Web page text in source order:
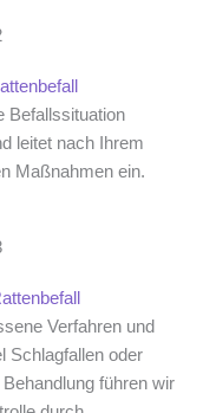
Befallssituation
leitet nach Ihrem
Maßnahmen ein.
Verfahren und
Schlagfallen oder
führen wir